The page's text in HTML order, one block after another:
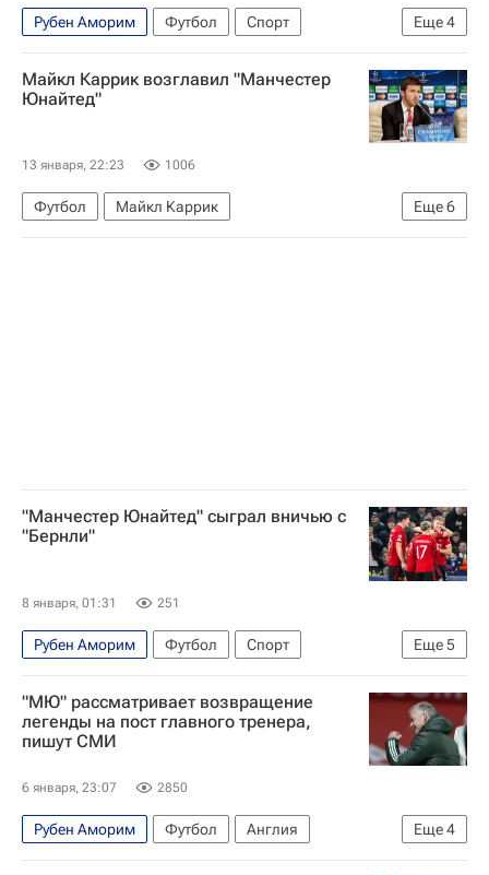
Еще4
Рубен Аморим Футбол
Спорт
Массимилиано Аллегри
Манчестер Юнайтед
Милан
Серия А 2026-2027 (Чемпионат Италии по футболу)
Майкл Каррик возглавил "Манчестер
Юнайтед"
13 января, 22:23 1006
Еще6
Футбол
Майкл Каррик
Манчестер Юнайтед
"Манчестер Юнайтед" сыграл вничью с
"Бернли"
8 января, 01:31 251
Еще5
Рубен Аморим Футбол
Спорт
Беньямин Шешко
Даррен Флетчер
Манчестер Юнайтед
Бернли
АПЛ 2026-2027 (Чемпионат Англии по футболу)
"МЮ" рассматривает возвращение
легенды на пост главного тренера,
пишут СМИ
6 января, 23:07 2850
Еще4
Рубен Аморим Футбол
Англия
Даррен Флетчер
Манчестер Юнайтед